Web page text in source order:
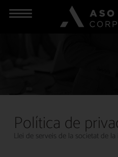
Política de
Llei de serveis de la societat de